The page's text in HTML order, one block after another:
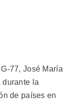
77, José María
durante la
de países en